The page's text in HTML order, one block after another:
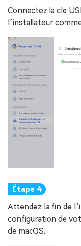
Connectez la clé
l’installateur
Attendez la fin de
configuration de
de macOS.